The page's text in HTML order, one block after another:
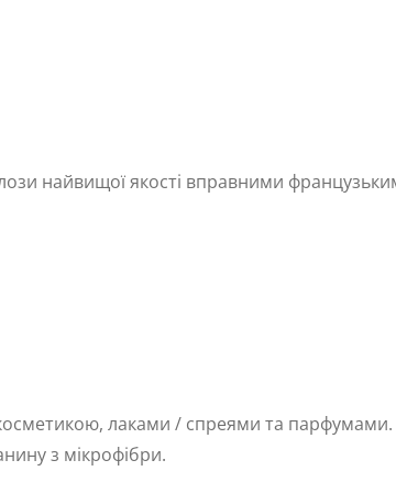
найвищої якості вправними
лаками / спреями та парфумами.
з мікрофібри.